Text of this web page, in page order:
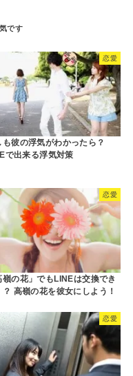
恋愛
も彼の浮気がわかったら？
で出来る浮気対策
恋愛
嶺の花」でもLINEは交換でき
？ 高嶺の花を彼女にしよう！
恋愛